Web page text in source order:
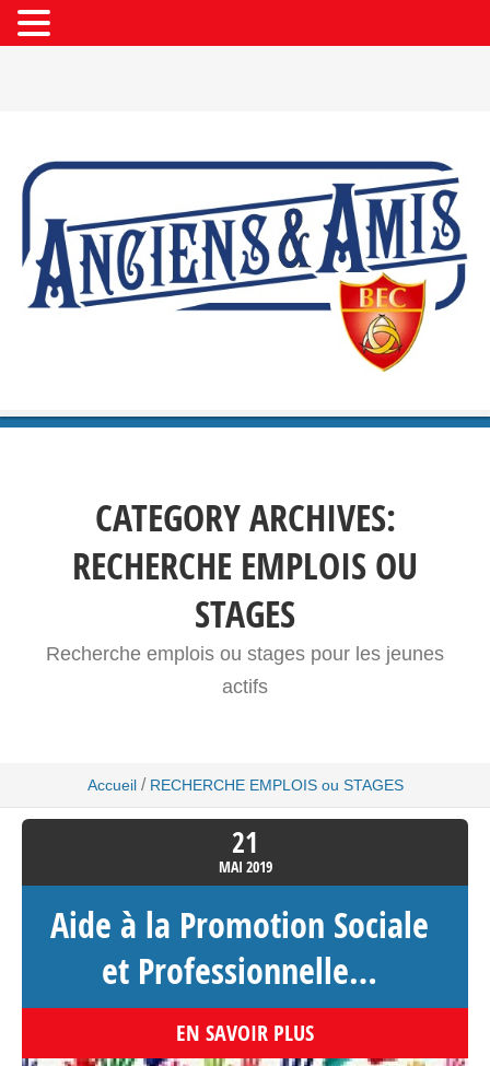
CATEGORY ARCHIVES:
RECHERCHE EMPLOIS OU
STAGES
Recherche emplois ou stages pour les jeunes
actifs
Accueil / RECHERCHE EMPLOIS ou STAGES
21
MAI 2019
Aide à la Promotion Sociale
et Professionnelle…
EN SAVOIR PLUS